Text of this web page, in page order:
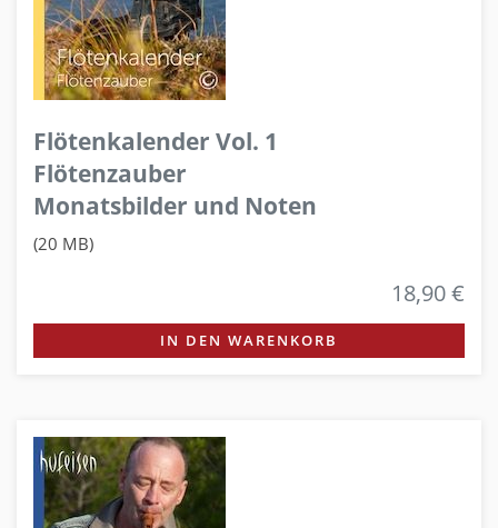
Flötenkalender Vol. 1
Flötenzauber
Monatsbilder und Noten
(20 MB)
18,90 €
IN DEN WARENKORB